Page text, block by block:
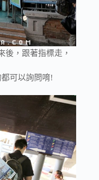
後，跟著指標走，
可以詢問唷!